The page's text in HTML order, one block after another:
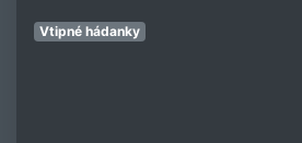
Vtipné hádanky